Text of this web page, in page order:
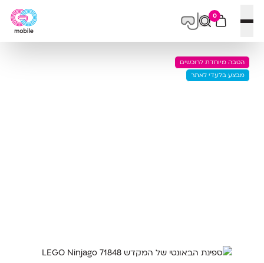
פתח תפריט
0
הטבה מיוחדת לרוכשים
מבצע בלעדי לאתר